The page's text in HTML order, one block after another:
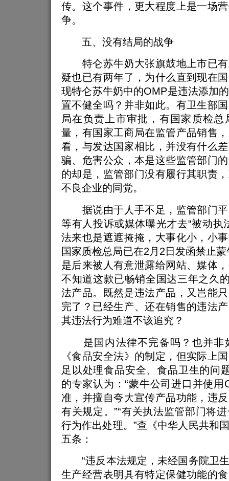
传。这个事件，更大程度上是一场
争。
五、没有结局的战争
特仑苏牛奶大张旗鼓地上市已有
疑也已有两年了，为什么直到现在
现特仑苏牛奶中的OMP是违法添加
置不健全吗？并非如此。有卫生部
局在负责上市审批，有国家质检总
量，有国家工商局在监管产品销售
看，与发达国家相比，并没有什么
骗、危害公众，本是这些监管部门
的却是，监管部门没有履行其职责
不良企业的同党。
据说由于人手不足，监管部门平
等有人投诉或媒体曝光才去“被动执
法来也是遮遮掩掩，大事化小，小
国家质检总局已在2月2日发函禁止
是后来被人有意泄露给网站、媒体
不知道这款已畅销全国达三年之久
法产品。既然是违法产品，又岂能
完了？已经生产、还在销售的违法
其违法行为难道不该追究？
是国内法律不完备吗？也并非
《食品安全法》的制定，但实际上
足以处理食品安全、食品卫生的问
的专家认为：“蒙牛公司进口并使用
准，并擅自夸大宣传产品功能，违
有关规定。”“有关执法监管部门将
行为作出处理。”查《中华人民共和
五条：
“违反本法规定，未经国务院卫生
生产经营表明具有特定保健功能的